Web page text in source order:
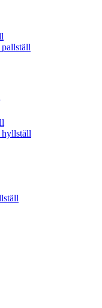
pallställ
hyllställ